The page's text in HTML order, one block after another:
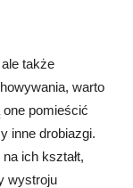
także
warto
one pomieścić
inne drobiazgi.
ich kształt,
wystroju